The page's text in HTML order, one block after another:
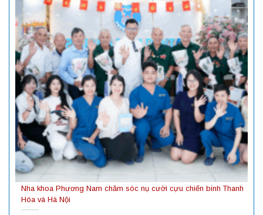
Nha khoa Phương Nam chăm sóc nụ cười cựu chiến binh Thanh
Hóa và Hà Nội